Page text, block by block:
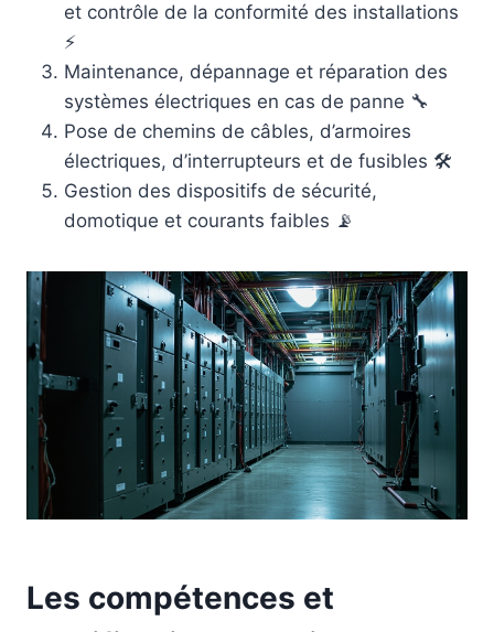
et contrôle de la conformité des installations
⚡
Maintenance, dépannage et réparation des
systèmes électriques en cas de panne 🔧
Pose de chemins de câbles, d’armoires
électriques, d’interrupteurs et de fusibles 🛠️
Gestion des dispositifs de sécurité,
domotique et courants faibles 📡
Les compétences et